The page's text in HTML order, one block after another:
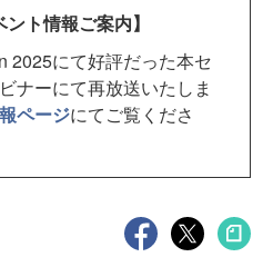
ト情報ご案内】
2025にて好評だった本セ
ナーにて再放送いたしま
ページにてご覧くださ